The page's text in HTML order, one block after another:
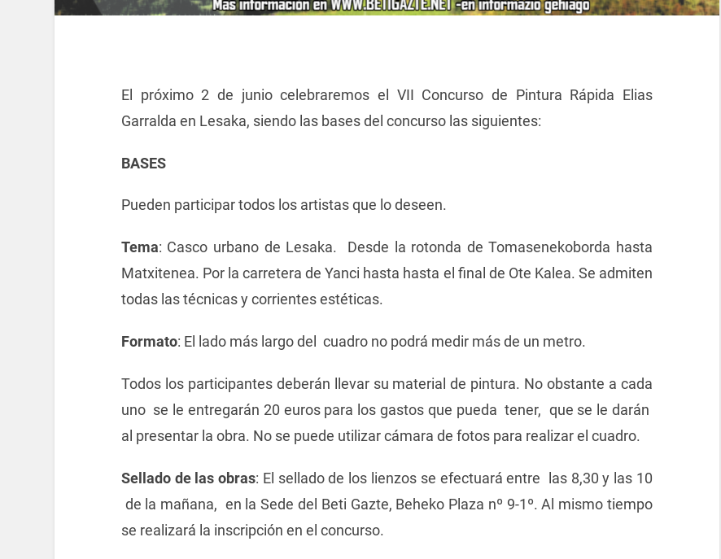
El próximo 2 de junio celebraremos el VII Concurso de Pintura Rápida Elias
Garralda en Lesaka, siendo las bases del concurso las siguientes:
BASES
Pueden participar todos los artistas que lo deseen.
Tema: Casco urbano de Lesaka. Desde la rotonda de Tomasenekoborda hasta
Matxitenea. Por la carretera de Yanci hasta hasta el final de Ote Kalea. Se admiten
todas las técnicas y corrientes estéticas.
Formato: El lado más largo del cuadro no podrá medir más de un metro.
Todos los participantes deberán llevar su material de pintura. No obstante a cada
uno se le entregarán 20 euros para los gastos que pueda tener, que se le darán
al presentar la obra. No se puede utilizar cámara de fotos para realizar el cuadro.
Sellado de las obras: El sellado de los lienzos se efectuará entre las 8,30 y las 10
de la mañana, en la Sede del Beti Gazte, Beheko Plaza nº 9-1º. Al mismo tiempo
se realizará la inscripción en el concurso.